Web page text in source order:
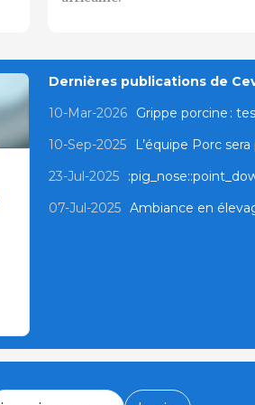
Dernières publications de
10-Mar-2026
Grippe porcine :
10-Sep-2025
L’équipe Porc
23-Jul-2025
07-Jul-2025 Ambiance en